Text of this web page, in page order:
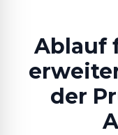
Ablauf
der